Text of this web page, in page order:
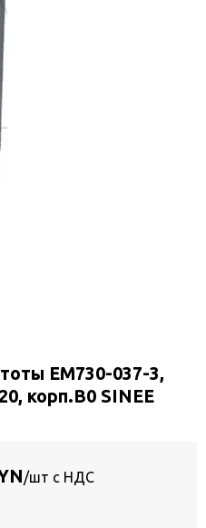
EM730-037-3,
корп.B0 SINEE
/шт с НДС